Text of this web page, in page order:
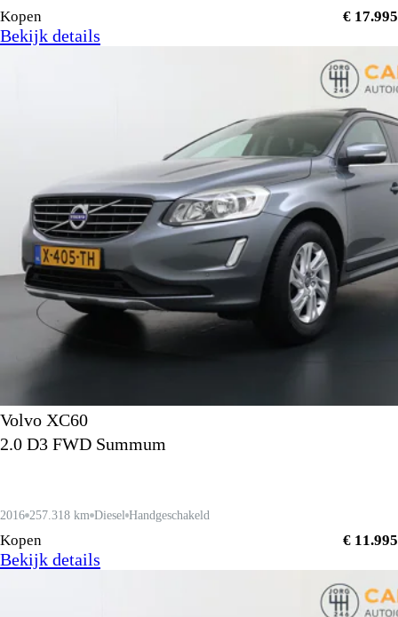
Kopen € 17.995
Bekijk details
Volvo XC60
2.0 D3 FWD Summum
2016 257.318 km Diesel Handgeschakeld
Kopen € 11.995
Bekijk details